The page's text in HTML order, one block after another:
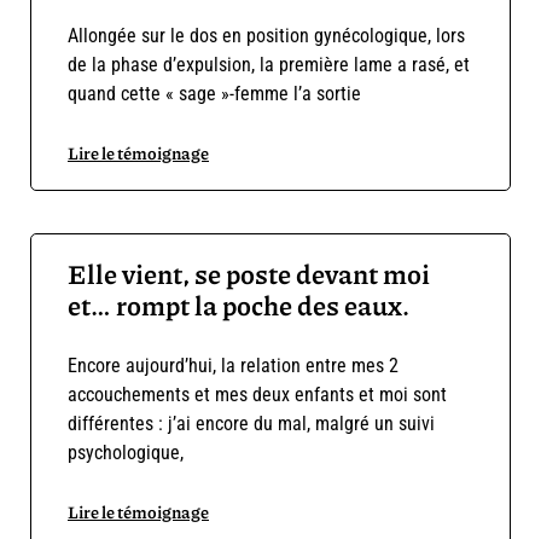
Allongée sur le dos en position gynécologique, lors
de la phase d’expulsion, la première lame a rasé, et
quand cette « sage »-femme l’a sortie
Lire le témoignage
Elle vient, se poste devant moi
et… rompt la poche des eaux.
Encore aujourd’hui, la relation entre mes 2
accouchements et mes deux enfants et moi sont
différentes : j’ai encore du mal, malgré un suivi
psychologique,
Lire le témoignage